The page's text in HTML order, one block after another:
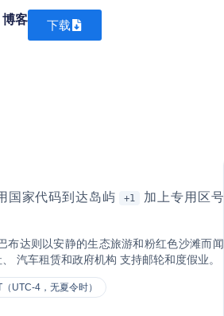
博客 下载
国家代码到达岛屿 +1 加上专用区号
布达则以安静的生态旅游和粉红色沙滩而闻
汽车租赁和政府机构 支持邮轮和度假业。
（UTC-4，无夏令时）